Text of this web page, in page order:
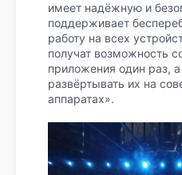
имеет надёжную и
поддерживает
работу на всех
получат возможность
приложения один раз, а
развёртывать их на
аппаратах».